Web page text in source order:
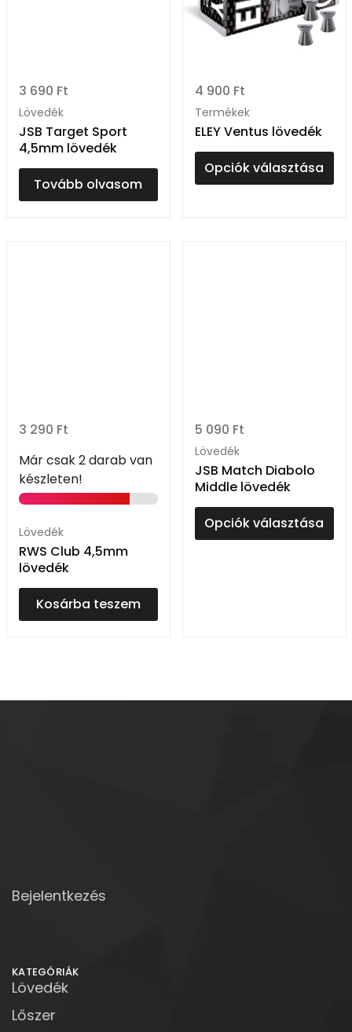
3 690 Ft
Lövedék
JSB Target Sport
4,5mm lövedék
Tovább olvasom
4 900 Ft
Termékek
ELEY Ventus lövedék
Opciók választása
3 290 Ft
Már csak 2 darab van
készleten!
Lövedék
RWS Club 4,5mm
lövedék
Kosárba teszem
5 090 Ft
Lövedék
JSB Match Diabolo
Middle lövedék
Opciók választása
Bejelentkezés
KATEGÓRIÁK
Lövedék
Lőszer